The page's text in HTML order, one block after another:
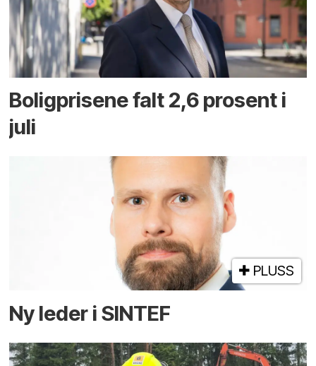
Boligprisene falt 2,6 prosent i
juli
PLUSS
Ny leder i SINTEF